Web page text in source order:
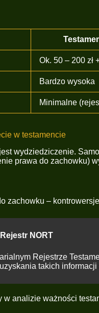
Ok. 50 – 200 zł
Bardzo wysoka
Minimalne
w testamencie
wydziedziczenie.
prawa do zachowku)
zachowku –
NORT
Rejestrze
takich
w analizie ważności